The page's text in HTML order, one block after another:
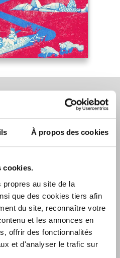
À propos des cookies
cookies.
au site de la
que des cookies tiers afin
du site, reconnaître votre
et les annonces en
offrir des fonctionnalités
et d'analyser le trafic sur
Magazine
EST
!
ÉDITION E-PAPER